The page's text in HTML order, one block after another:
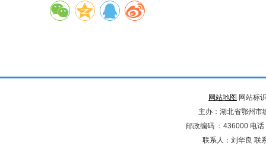
网站地图 网站标
主办：湖北省鄂州
邮政编码 ：436000 电
联系人：刘华良 联